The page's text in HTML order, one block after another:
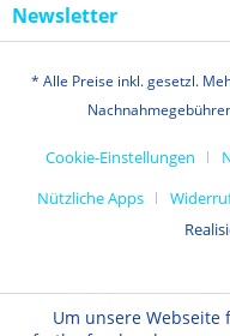
Newsletter
* Alle Preise inkl. gesetzl.
Cookie-Einstellungen
Nützliche Apps
Um unsere